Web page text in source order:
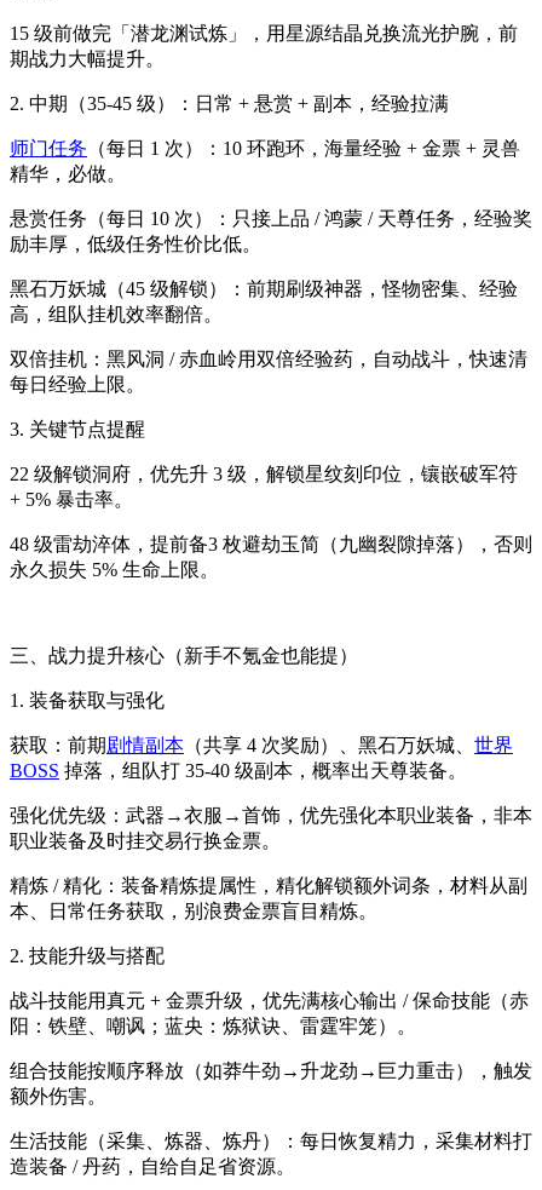
15 级前做完「潜龙渊试炼」，用星源结晶兑换流光护腕，前
期战力大幅提升。
2. 中期（35-45 级）：日常 + 悬赏 + 副本，经验拉满
师门任务 （每日 1 次）：10 环跑环，海量经验 + 金票 + 灵兽
精华，必做。
悬赏任务（每日 10 次）：只接上品 / 鸿蒙 / 天尊任务，经验奖
励丰厚，低级任务性价比低。
黑石万妖城（45 级解锁）：前期刷级神器，怪物密集、经验
高，组队挂机效率翻倍。
双倍挂机：黑风洞 / 赤血岭用双倍经验药，自动战斗，快速清
每日经验上限。
3. 关键节点提醒
22 级解锁洞府，优先升 3 级，解锁星纹刻印位，镶嵌破军符
+ 5% 暴击率。
48 级雷劫淬体，提前备3 枚避劫玉简（九幽裂隙掉落），否则
永久损失 5% 生命上限。
三、战力提升核心（新手不氪金也能提）
1. 装备获取与强化
获取：前期剧情副本 （共享 4 次奖励）、黑石万妖城、 世界
BOSS 掉落，组队打 35-40 级副本，概率出天尊装备。
强化优先级：武器→衣服→首饰，优先强化本职业装备，非本
职业装备及时挂交易行换金票。
精炼 / 精化：装备精炼提属性，精化解锁额外词条，材料从副
本、日常任务获取，别浪费金票盲目精炼。
2. 技能升级与搭配
战斗技能用真元 + 金票升级，优先满核心输出 / 保命技能（赤
阳：铁壁、嘲讽；蓝央：炼狱诀、雷霆牢笼）。
组合技能按顺序释放（如莽牛劲→升龙劲→巨力重击），触发
额外伤害。
生活技能（采集、炼器、炼丹）：每日恢复精力，采集材料打
造装备 / 丹药，自给自足省资源。